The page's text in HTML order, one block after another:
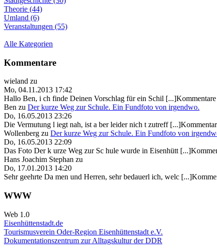
Theorie (44)
Umland (6)
Veranstaltungen (55)
Alle Kategorien
Kommentare
wieland zu
Mo, 04.11.2013 17:42
Hallo Ben, i ch finde Deinen Vorschlag für ein Schil
Ben zu Der kurze Weg zur Schule. Ein Fundfoto von irgendwo.
Do, 16.05.2013 23:26
Die Vermutung l iegt nah, ist a ber leider nich t zutreff
Wollenberg zu Der kurze Weg zur Schule. Ein Fundfoto von
Do, 16.05.2013 22:09
Das Foto Der k urze Weg zur Sc hule wurde in Eisenhütt
Hans Joachim Stephan zu
Do, 17.01.2013 14:20
Sehr geehrte Da men und Herren, sehr bedauerl ich, welc
WWW
Web 1.0
Eisenhüttenstadt.de
Tourismusverein Oder-Region Eisenhüttenstadt e.V.
Dokumentationszentrum zur Alltagskultur der DDR